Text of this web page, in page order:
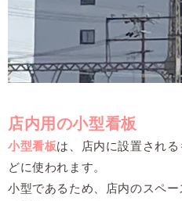
店内用の小型看板
小型看板は、店内に設置され
どに使われます。
小型であるため、店内のスペ